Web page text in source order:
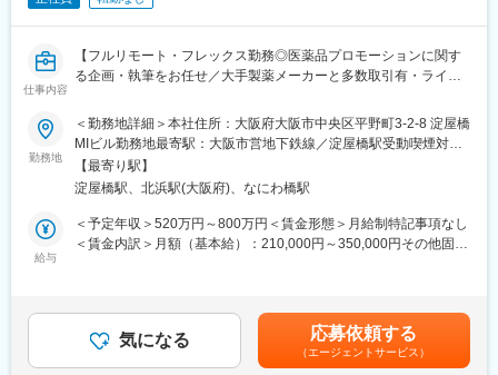
『高額でハードルが高い』という従来のイメージを変え、多くの
方の歯の悩みを解決したいとブランドを育ててきた結果、既に10
万人以上の患者様が笑顔になるお手伝いをしてきました。
2022年6月にマーケティングに特化した子会社である
SheepMedical Technologies株式会社を設立、また同年9月にはク
設立し、キレイライン矯正だけにとどまらず幅広い歯科の領域で
患者様を笑顔にするサービスを展開しております。
変更の範囲：会社の定める業務
仕事内容
【フルリモート・フレックス勤務◎医薬品プロモーションに関す
る企画・執筆をお任せ／大手製薬メーカーと多数取引有・ライタ
【はじめに】
本求人はメディカルライターの募集です。医薬品に関する資料
（パンフレットや冊子など）の企画～制作までをお任せします。
※薬効・薬理作用・成分解説などが書かれた製品情報などのプロモ
ーションです。
■原稿作成に必要な情報収集：
医学文献検索、お医者様や患者様へのインタビュー、座談会開
催、学会取材などから情報を収集いただきます。
勤務地
＜勤務地詳細＞本社住所：大阪府大阪市中央区平野町3-2-8 淀屋橋
MIビル勤務地最寄駅：大阪市営地下鉄線／淀屋橋駅受動喫煙対
策：屋内全面禁煙変更の範囲：会社の定める事業所（リモートワ
ーク含む）
【最寄り駅】
淀屋橋駅、北浜駅(大阪府)、なにわ橋駅
給与
＜予定年収＞520万円～800万円＜賃金形態＞月給制特記事項なし
＜賃金内訳＞月額（基本給）：210,000円～350,000円その他固定
昇給：有（年4回人事考課がありますが、原則評価が下がることは
ありません）賃金はあくまでも目安の金額であり、選考を通じて
上下する可能性があります。月給(月額)は固定手当を含めた表記で
気になる 応募依頼する
（エージェントサービス）